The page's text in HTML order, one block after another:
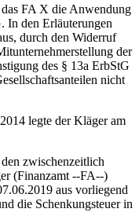
FA X die Anwendung
In den Erläuterungen
durch den Widerruf
der
des § 13a ErbStG
nicht
legte der Kläger am
zwischenzeitlich
(Finanzamt ‑‑FA‑‑)
aus vorliegend
die Schenkungsteuer in